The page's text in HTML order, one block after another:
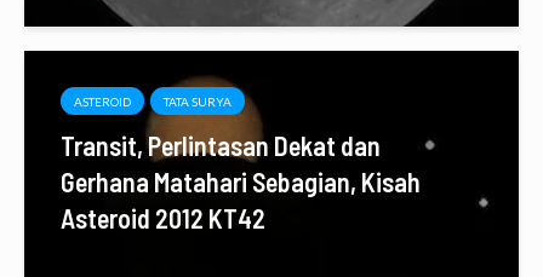
ASTEROID TATA SURYA
Transit, Perlintasan Dekat dan
Gerhana Matahari Sebagian, Kisah
Asteroid 2012 KT42